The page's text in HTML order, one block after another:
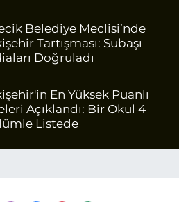
Belediye Meclisi’nde
Tartışması: Subaşı
Doğruladı
En Yüksek Puanlı
Açıklandı: Bir Okul 4
Listede